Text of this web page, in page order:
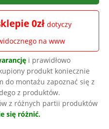
0zł dotyczy
na www
i prawidłowo
produkt koniecznie
do montażu zapoznać się z
z produktów.
z różnych partii produktów
się różnić.